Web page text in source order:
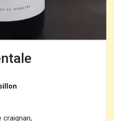
craignan,